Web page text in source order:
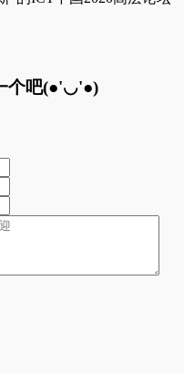
个吧(●'◡'●)